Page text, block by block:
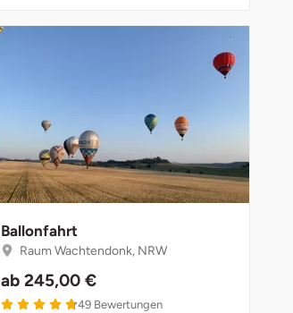
Ballonfahrt
Raum Wachtendonk, NRW
ab 245,00 €
49 Bewertungen